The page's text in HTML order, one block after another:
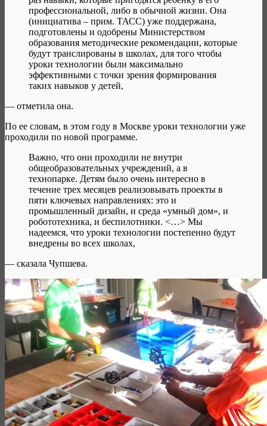
профессиональной, либо в обычной жизни. Она
(инициатива – прим. ТАСС) уже поддержана,
подготовлены и одобрены Министерством
образования методические рекомендации, которые
будут транслированы в школах, для того чтобы
уроки технологии были максимально
эффективными с точки зрения формирования
таких навыков у детей,
— отметила она.
По ее словам, в этом году в Москве уроки технологии уже
проходили по новой программе.
Важно, что они проходили не внутри
общеобразовательных учреждений, а в
технопарке. Детям было очень интересно в
течение трех месяцев реализовывать проекты в
пяти ключевых направлениях: это и
промышленный дизайн, и среда «умный дом», и
робототехника, и беспилотники. <…> Мы
надеемся, что уроки технологии постепенно будут
внедрены во всех школах,
— сказала Чупшева.